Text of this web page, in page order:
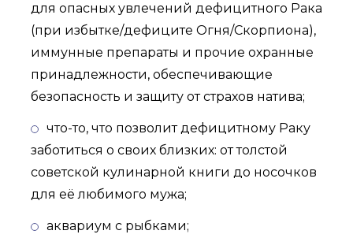
для опасных увлечений дефицитного Рака
(при избытке/дефиците Огня/Скорпиона),
иммунные препараты и прочие охранные
принадлежности, обеспечивающие
безопасность и защиту от страхов натива;
что-то, что позволит дефицитному Раку
заботиться о своих близких: от толстой
советской кулинарной книги до носочков
для её любимого мужа;
аквариум с рыбками;